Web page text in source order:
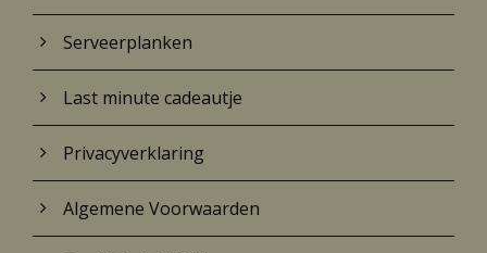
Serveerplanken
Last minute cadeautje
Privacyverklaring
Algemene Voorwaarden